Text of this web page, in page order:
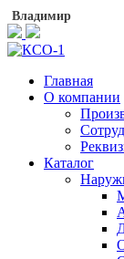
Владимир
Главная
О компании
Каталог